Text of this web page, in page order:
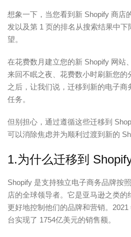
想象一下，当您看到新 Shopify 商店
发以及第 1 页的排名从搜索结果中
望。
在花费数月建立您的新 Shopify 网站
来回不眠之夜、花费数小时刷新您的
之后，让我们说，迁移到新的电子商
任务。
但别担心，通过遵循这些迁移到
可以消除焦虑并为顺利过渡到新的
1.为什么迁移到
Shopify 是支持独立电子商务品牌按
店的全球领导者。它是亚马逊之类的
更好地控制他们的品牌和营销。
台实现了 1754亿美元的销售额。